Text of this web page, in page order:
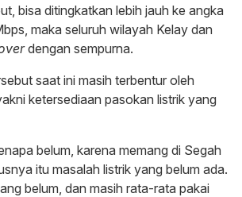
bisa ditingkatkan lebih jauh ke angka
maka seluruh wilayah Kelay dan
dengan sempurna.
saat ini masih terbentur oleh
ketersediaan pasokan listrik yang
belum, karena memang di Segah
itu masalah listrik yang belum ada.
belum, dan masih rata-rata pakai